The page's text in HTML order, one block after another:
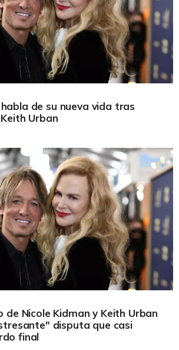
de su nueva vida tras
Urban
de Nicole Kidman y Keith Urban
disputa que casi
final